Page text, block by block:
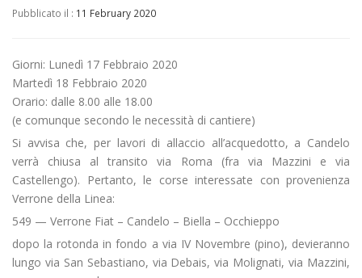
Pubblicato il : 11 February 2020
Giorni: Lunedì 17 Febbraio 2020
Martedì 18 Febbraio 2020
Orario: dalle 8.00 alle 18.00
(e comunque secondo le necessità di cantiere)
Si avvisa che, per lavori di allaccio all’acquedotto, a Candelo
verrà chiusa al transito via Roma (fra via Mazzini e via
Castellengo). Pertanto, le corse interessate con provenienza
Verrone della Linea:
549 — Verrone Fiat – Candelo – Biella – Occhieppo
dopo la rotonda in fondo a via IV Novembre (pino), devieranno
lungo via San Sebastiano, via Debais, via Molignati, via Mazzini,